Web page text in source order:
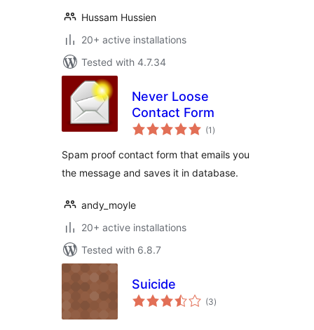
Hussam Hussien
20+ active installations
Tested with 4.7.34
Never Loose
Contact Form
(1 total
ratings
)
Spam proof contact form that emails you
the message and saves it in database.
andy_moyle
20+ active installations
Tested with 6.8.7
Suicide
(3total
ratings
)